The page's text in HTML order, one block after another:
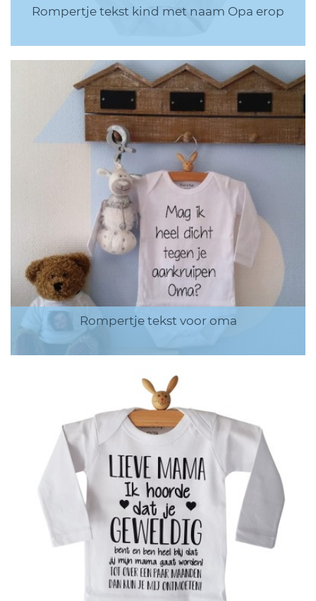
Rompertje tekst kind met naam Opa erop
Rompertje tekst voor oma